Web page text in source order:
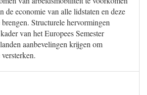
de economie van alle lidstaten en deze
Structurele hervormingen
van het Europees Semester
aanbevelingen krijgen om